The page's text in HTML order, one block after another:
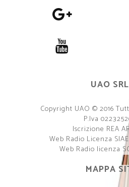
UAO
Copyright UAO © 2016
P.Iva
Iscrizione REA
Web Radio Licenza
Web Radio licenza
MAPPA